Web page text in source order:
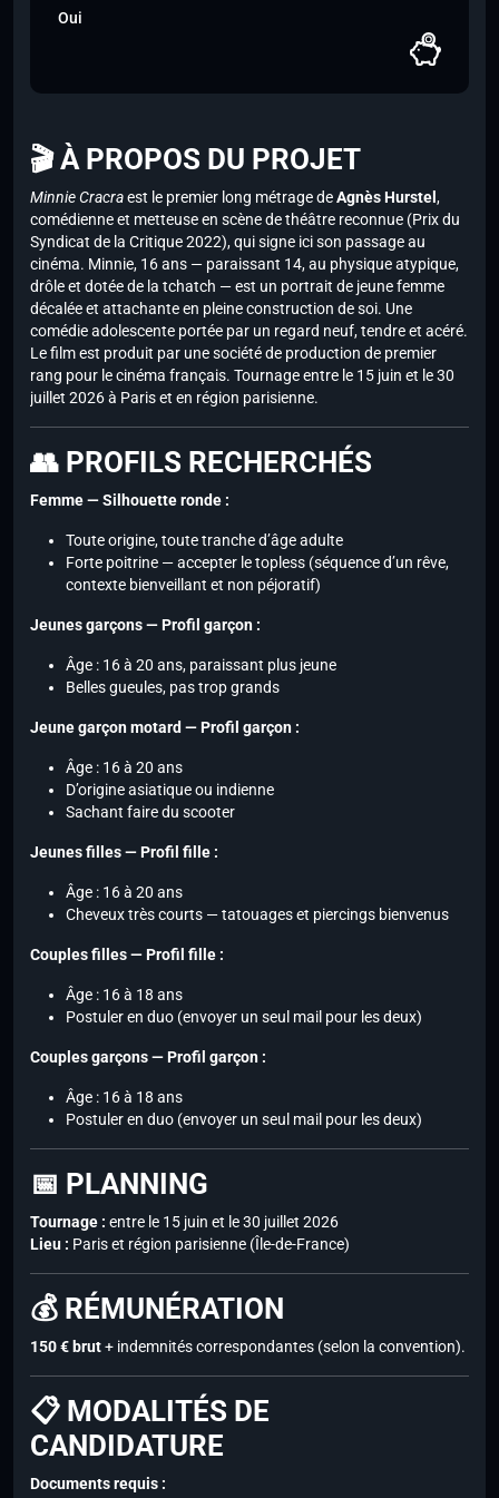
Oui
🎬 À PROPOS DU PROJET
Minnie Cracraest le premier long métrage deAgnès Hurstel ,
comédienne et metteuse en scène de théâtre reconnue (Prix du
Syndicat de la Critique 2022), qui signe ici son passage au
cinéma. Minnie, 16 ans — paraissant 14, au physique atypique,
drôle et dotée de la tchatch — est un portrait de jeune femme
décalée et attachante en pleine construction de soi. Une
comédie adolescente portée par un regard neuf, tendre et acéré.
Le film est produit par une société de production de premier
rang pour le cinéma français. Tournage entre le 15 juin et le 30
juillet 2026 à Paris et en région parisienne.
👥 PROFILS RECHERCHÉS
Femme — Silhouette ronde :
Toute origine, toute tranche d’âge adulte
Forte poitrine — accepter le topless (séquence d’un rêve,
contexte bienveillant et non péjoratif)
Jeunes garçons — Profil garçon :
Âge : 16 à 20 ans, paraissant plus jeune
Belles gueules, pas trop grands
Jeune garçon motard — Profil garçon :
Âge : 16 à 20 ans
D’origine asiatique ou indienne
Sachant faire du scooter
Jeunes filles — Profil fille :
Âge : 16 à 20 ans
Cheveux très courts — tatouages et piercings bienvenus
Couples filles — Profil fille :
Âge : 16 à 18 ans
Postuler en duo (envoyer un seul mail pour les deux)
Couples garçons — Profil garçon :
Âge : 16 à 18 ans
Postuler en duo (envoyer un seul mail pour les deux)
📅 PLANNING
Tournage : entre le 15 juin et le 30 juillet 2026
Lieu : Paris et région parisienne (Île-de-France)
💰 RÉMUNÉRATION
150 € brut+ indemnités correspondantes (selon la convention).
📋 MODALITÉS DE
CANDIDATURE
Documents requis :